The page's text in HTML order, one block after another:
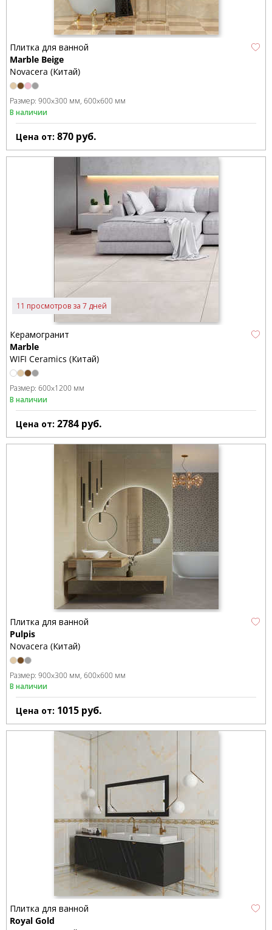
Плитка для ванной
Marble Beige
Novacera (Китай)
Размер: 900x300 мм 600x600 мм
В наличии
Цена от: 870 руб.
11 просмотров за 7 дней
Керамогранит
Marble
WIFI Ceramics (Китай)
Размер: 600x1200 мм
В наличии
Цена от: 2784 руб.
Плитка для ванной
Pulpis
Novacera (Китай)
Размер: 900x300 мм 600x600 мм
В наличии
Цена от: 1015 руб.
Плитка для ванной
Royal Gold